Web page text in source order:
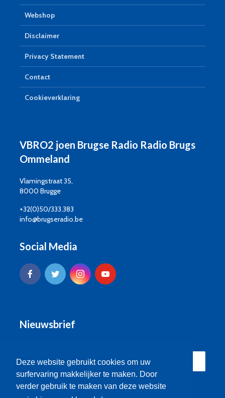
Deze website gebruikt cookies om uw
surfervaring makkelijker te maken. Door
verder gebruik te maken van deze website
Webshop
Disclaimer
Privacy Statement
Contact
Cookieverklaring
VBRO2 joen Brugse Radio Radio Brugs
Ommeland
Vlamingstraat 35,
8000 Brugge
+32(0)50/333.383
info@brugseradio.be
Social Media
Nieuwsbrief